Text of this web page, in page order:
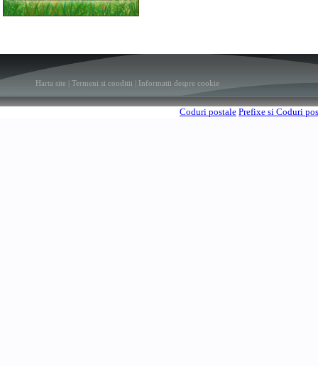
Harta site | Termeni si conditii | Informatii despre cookie
Coduri postale Prefixe si Coduri